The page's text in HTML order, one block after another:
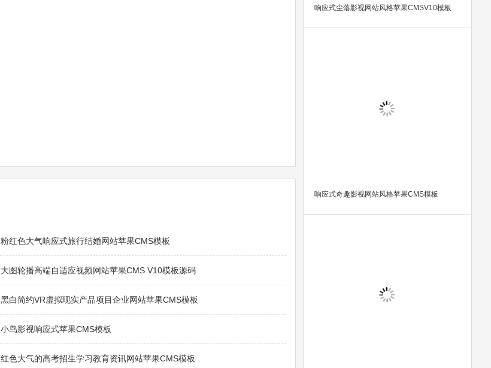
粉红色大气响应式旅行结婚网站苹果CMS模板
大图轮播高端自适应视频网站苹果CMS V10模板源码
黑白简约VR虚拟现实产品项目企业网站苹果CMS模板
小鸟影视响应式苹果CMS模板
红色大气的高考招生学习教育资讯网站苹果CMS模板
响应式尘落影视网站风格苹果CMSV10模板
响应式奇趣影视网站风格苹果CMS模板